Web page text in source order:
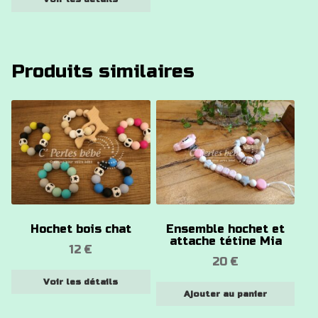
produit
Produits similaires
Hochet bois chat
12€
Voir les détails
Ce
produit
a
plusieurs
variations.
Les
peuvent
Ensemble hochet et
attache tétine Mia
20€
Ajouter au panier